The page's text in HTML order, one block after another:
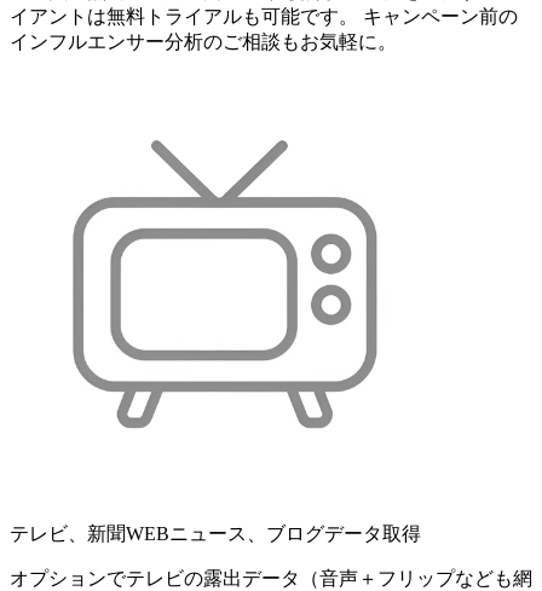
イアントは無料トライアルも可能です。 キャンペーン前の
インフルエンサー分析のご相談もお気軽に。
テレビ、新聞WEBニュース、ブログデータ取得
オプションでテレビの露出データ（音声＋フリップなども網